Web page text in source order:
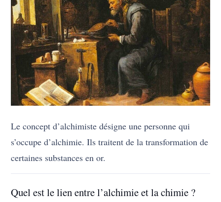
Le concept d’alchimiste désigne une personne qui
s’occupe d’alchimie. Ils traitent de la transformation de
certaines substances en or.
Quel est le lien entre l’alchimie et la chimie ?